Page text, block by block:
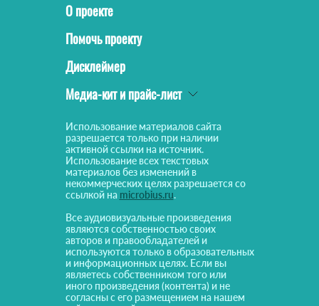
О проекте
Помочь проекту
Дисклеймер
Медиа-кит и прайс-лист
Использование материалов сайта
разрешается только при наличии
активной ссылки на источник.
Использование всех текстовых
материалов без изменений в
некоммерческих целях разрешается со
ссылкой на microbius.ru.
Все аудиовизуальные произведения
являются собственностью своих
авторов и правообладателей и
используются только в образовательных
и информационных целях. Если вы
являетесь собственником того или
иного произведения (контента) и не
согласны с его размещением на нашем